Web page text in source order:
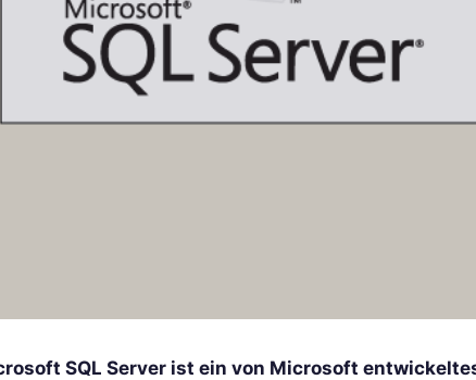
SQL Server ist ein von Microsoft